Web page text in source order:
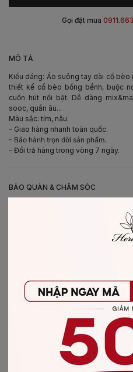
MÔ TẢ
Kiểu dáng: Áo suông tay dài cổ bèo
thiết kế cổ bèo bồng bềnh, buộc
cuốn hút nổi bật. Dễ dàng
sooc, quần âu...
Màu sắc: tím, nâu.
- Giao hàng nhanh toàn quốc.
- Bảo hành trọn đời sản phẩm.
- Đổi trả hàng trong vòng 7 ngày.
BẢO QUẢN & CHĂM SÓC
- Không giặt sản phẩm với thuốc tẩy
- Không nên giặt chung các sản
- Nên phơi khô trong bóng râm
CHẤT LIỆU SẢN PHẨM
Gọi đặt mua
CÓ THỂ BẠN SẼ